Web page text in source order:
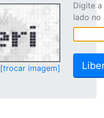
[trocar imagem]
Digite
lado no